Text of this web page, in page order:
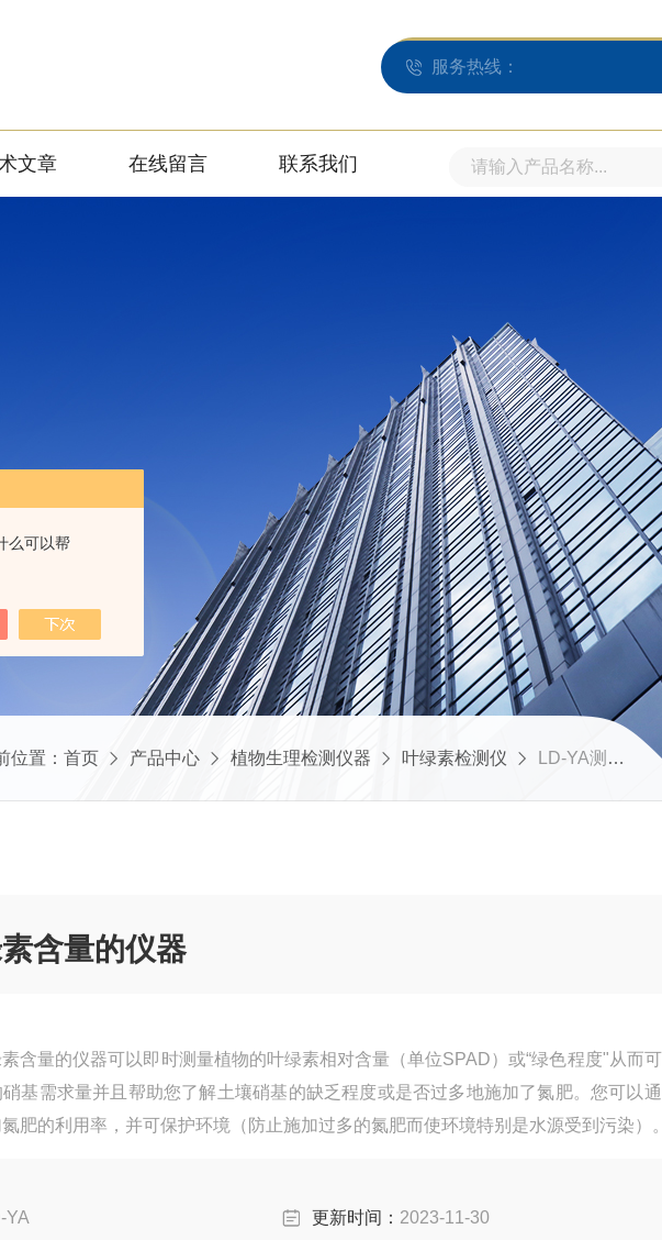
么可以帮
服务热线：
文章 在线留言 联系我们
位置： 首页 产品中心 植物生理检测仪器 叶绿素检测仪 LD-YA测定叶绿素含量的仪器
含量的仪器
含量的仪器可以即时测量植物的叶绿素相对含量（单位SPAD）或“绿色程度"从而
基需求量并且帮助您了解土壤硝基的缺乏程度或是否过多地施加了氮肥。您可以
肥的利用率，并可保护环境（防止施加过多的氮肥而使环境特别是水源受到污染）
YA 更新时间： 2023-11-30